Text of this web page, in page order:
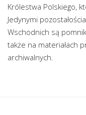
Królestwa Polskiego,
Jedynymi
Wschodnich są
także na materiałach
archiwalnych.